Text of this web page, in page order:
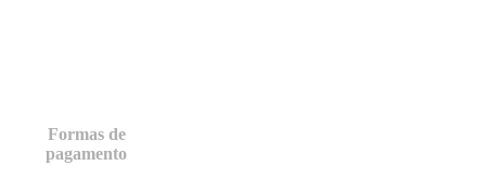
Formas de
pagamento